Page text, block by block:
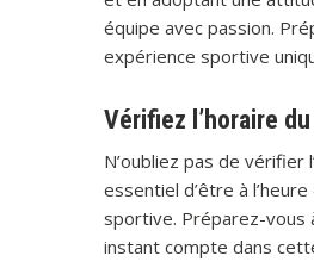
équipe avec passion.
expérience sportive
Vérifiez l’horaire
N’oubliez pas de
essentiel d’être à
sportive. Préparez-vous
instant compte dans